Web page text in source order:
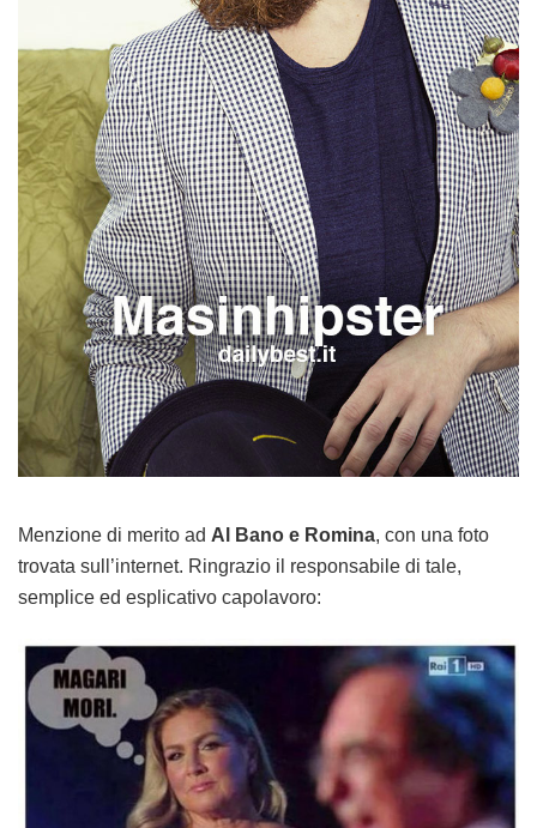
Menzione di merito ad Al Bano e Romina, con una foto
trovata sull’internet. Ringrazio il responsabile di tale,
semplice ed esplicativo capolavoro: